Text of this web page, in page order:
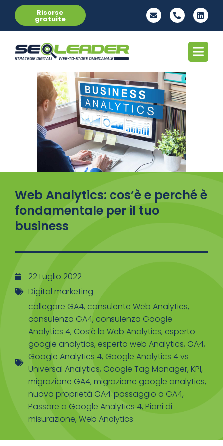
Risorse
gratuite
Web Analytics: cos’è e perché è
fondamentale per il tuo
business
22 Luglio 2022
Digital marketing
collegare GA4, consulente Web Analytics,
consulenza GA4, consulenza Google
Analytics 4, Cos’è la Web Analytics, esperto
google analytics, esperto web Analytics, GA4,
Google Analytics 4, Google Analytics 4 vs
Universal Analytics, Google Tag Manager, KPI,
migrazione GA4, migrazione google analytics,
nuova proprietà GA4, passaggio a GA4,
Passare a Google Analytics 4, Piani di
misurazione, Web Analytics